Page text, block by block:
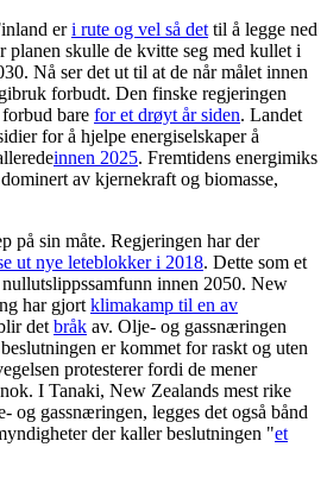
eri rute og vel så det til å legge ned
planen skulle de kvitte seg med kullet i
Nå ser det ut til at de når målet innen
forbudt. Den finske regjeringen
bare for et drøyt år siden. Landet
for å hjelpe energiselskaper å
innen 2025. Fremtidens energimiks
av kjernekraft og biomasse,
på sin måte. Regjeringen har der
ut nye leteblokker i 2018. Dette som et
innen 2050. New
har gjort klimakamp til en av
det bråk av. Olje- og gassnæringen
er kommet for raskt og uten
protesterer fordi de mener
I Tanaki, New Zealands mest rike
og gassnæringen, legges det også bånd
der kaller beslutningen "et